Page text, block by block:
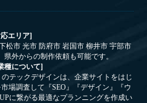
エリア]
松市 光市 防府市 岩国市 柳井市 宇部市
外からの制作依頼も可能です。
種について]
テックデザインは、企業サイトをはじ
場調査して『SEO』『デザイン』『ウ
に繋がる最適なプランニングを作成い